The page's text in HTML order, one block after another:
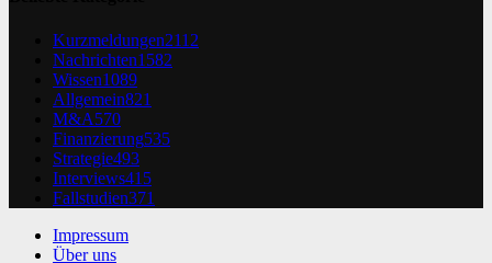
Kurzmeldungen2112
Nachrichten1582
Wissen1089
Allgemein821
M&A570
Finanzierung535
Strategie493
Interviews415
Fallstudien371
Impressum
Über uns